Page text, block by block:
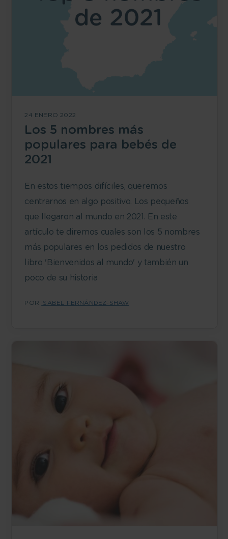
24 ENERO 2022
Los 5 nombres más
populares para bebés de
2021
En estos tiempos difíciles, queremos
centrarnos en algo positivo. Los pequeños
que llegaron al mundo en 2021. En este
artículo te diremos cuales son los 5 nombres
más populares en los pedidos de nuestro
libro 'Bienvenidos al mundo' y también un
poco de su historia
POR ISABEL FERNÁNDEZ-SHAW